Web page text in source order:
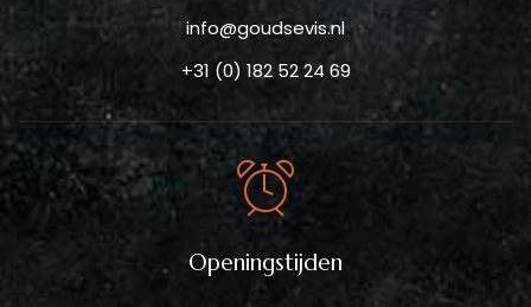
info@goudsevis.nl
+31 (0) 182 52 24 69
Openingstijden